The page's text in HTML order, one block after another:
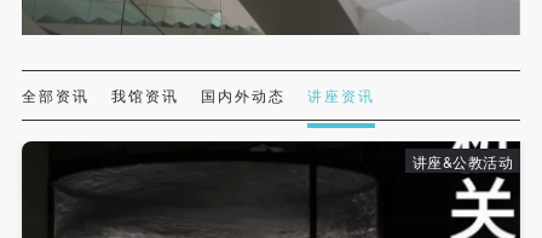
全部资讯 我馆资讯 国内外动态 讲座资讯
讲座&公教活动
果（如参与工作坊创作的作品）提交中央美术学院用
它数字媒体形式公开出版，并同意编入《中国知识资
源总库》《中央美术学院资料库》《中央美术学院美
术馆资料库》等相关资料、文献、档案机构和平台，
在中央美术学院中使用和在互联网上传播，同意按相
关“章程”规定享受相关权益。
果（如参与工作坊创作的作品）提交中央美术学院用
它数字媒体形式公开出版，并同意编入《中国知识资
源总库》《中央美术学院资料库》《中央美术学院美
术馆资料库》等相关资料、文献、档案机构和平台，
在中央美术学院中使用和在互联网上传播，同意按相
关“章程”规定享受相关权益。
果（如参与工作坊创作的作品）提交中央美术学院用
它数字媒体形式公开出版，并同意编入《中国知识资
源总库》《中央美术学院资料库》《中央美术学院美
术馆资料库》等相关资料、文献、档案机构和平台，
在中央美术学院中使用和在互联网上传播，同意按相
关“章程”规定享受相关权益。